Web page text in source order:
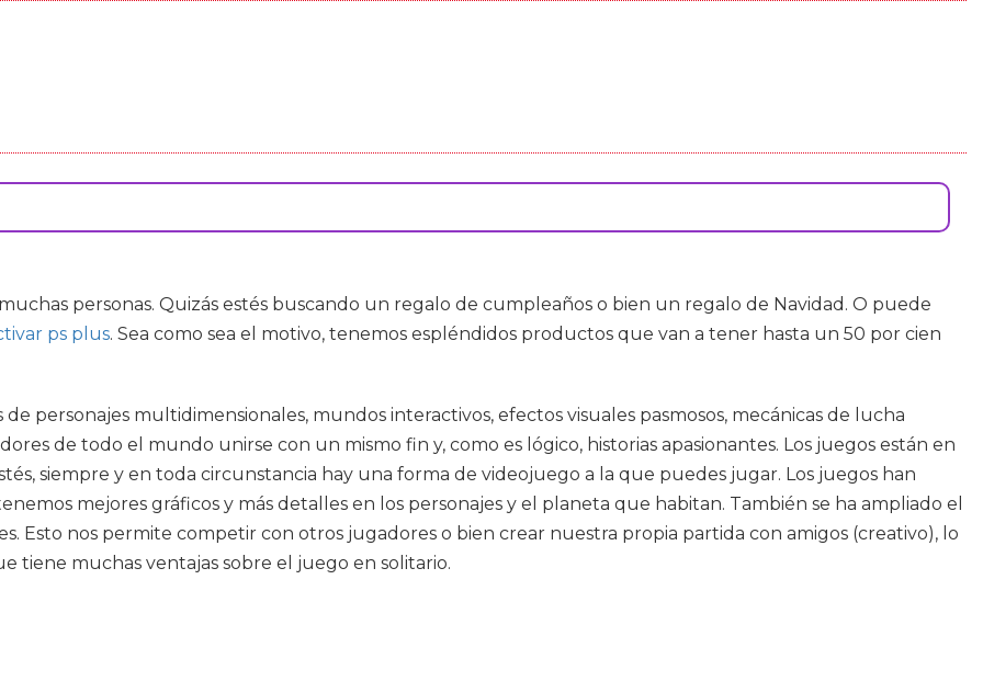
personas. Quizás estés buscando un regalo de cumpleaños o bien un regalo de Navidad. O puede
ps plus. Sea como sea el motivo, tenemos espléndidos productos que van a tener hasta un 50 por cien
personajes multidimensionales, mundos interactivos, efectos visuales pasmosos, mecánicas de lucha
de todo el mundo unirse con un mismo fin y, como es lógico, historias apasionantes. Los juegos están en
siempre y en toda circunstancia hay una forma de videojuego a la que puedes jugar. Los juegos han
mejores gráficos y más detalles en los personajes y el planeta que habitan. También se ha ampliado el
Esto nos permite competir con otros jugadores o bien crear nuestra propia partida con amigos (creativo), lo
tiene muchas ventajas sobre el juego en solitario.